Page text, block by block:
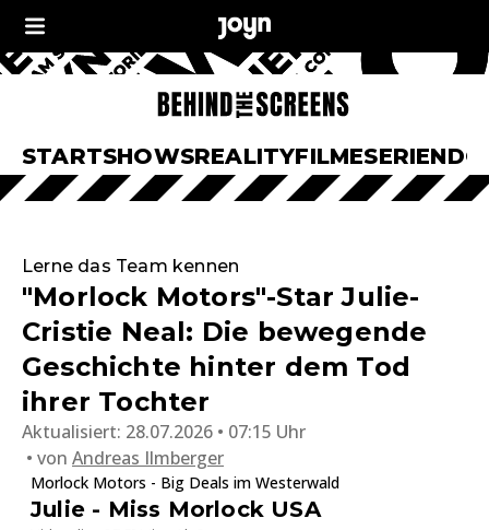
STARTSHOWSREALITYFILMESERIEN
Lerne das Team kennen
"Morlock Motors"-Star Julie-
Cristie Neal: Die bewegende
Geschichte hinter dem Tod
ihrer Tochter
Aktualisiert: 28.07.2026 • 07:15 Uhr
von Andreas Ilmberger
Morlock Motors - Big Deals im Westerwald
Julie - Miss Morlock USA